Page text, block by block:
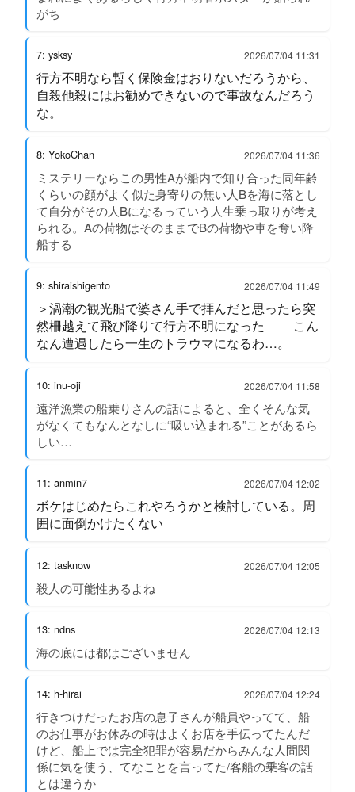
がち
7: ysksy 2026/07/04 11:31
行方不明なら暫く保険金はおりないだろうから、
自殺他殺にはお勧めできないので事故なんだろう
な。
8: YokoChan 2026/07/04 11:36
ミステリーならこの男性Aが船内で知り合った同年齢
くらいの顔がよく似た身寄りの無い人Bを海に落とし
て自分がその人Bになるっていう人生乗っ取りが考え
られる。Aの荷物はそのままでBの荷物や車を奪い降
船する
9: shiraishigento 2026/07/04 11:49
＞渦潮の観光船で婆さん手で拝んだと思ったら突
然柵越えて飛び降りて行方不明になった こん
なん遭遇したら一生のトラウマになるわ…。
10: inu-oji 2026/07/04 11:58
遠洋漁業の船乗りさんの話によると、全くそんな気
がなくてもなんとなしに“吸い込まれる”ことがあるら
しい…
11: anmin7 2026/07/04 12:02
ボケはじめたらこれやろうかと検討している。周
囲に面倒かけたくない
12: tasknow 2026/07/04 12:05
殺人の可能性あるよね
13: ndns 2026/07/04 12:13
海の底には都はございません
14: h-hirai 2026/07/04 12:24
行きつけだったお店の息子さんが船員やってて、船
のお仕事がお休みの時はよくお店を手伝ってたんだ
けど、船上では完全犯罪が容易だからみんな人間関
係に気を使う、てなことを言ってた/客船の乗客の話
とは違うか